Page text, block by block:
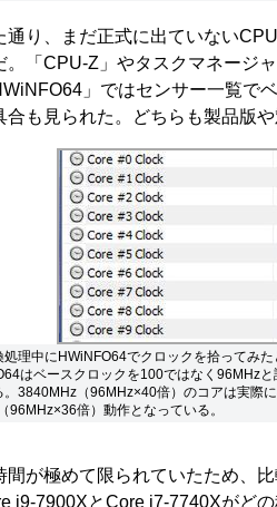
り、まだ正式に出ていない
。「CPU-Z」やタスクマネージ
」ではセンサー一覧で
も見られた。どちらも製品版や
処理中にHWiNFO64でクロックを拾ってみ
はベースクロックを100ではなく96MHz
。3840MHz（96MHz×40倍）のコアは実際
96MHz×36倍）動作となっている。
が極めて限られていたため、
i9-7900XとCore i7-7740Xがど